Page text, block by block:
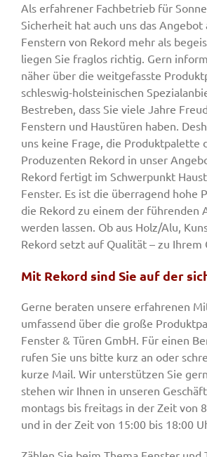
Als erfahrener Fachbetrieb für
Sicherheit hat auch uns das Angebot
Fenstern von Rekord mehr als
liegen Sie fraglos richtig. Gern
näher über die weitgefasste
schleswig-holsteinischen
Bestreben, dass Sie viele Jahre
Fenstern und Haustüren haben.
uns keine Frage, die Produktpalette
Produzenten Rekord in unser
Rekord fertigt im Schwerpunkt
Fenster. Es ist die überragend hohe
die Rekord zu einem der führenden
werden lassen. Ob aus Holz/Alu,
Rekord setzt auf Qualität – zu Ihrem
Mit Rekord sind Sie auf der
Gerne beraten unsere erfahrenen
umfassend über die große
Fenster & Türen GmbH. Für einen
rufen Sie uns bitte kurz an oder
kurze Mail. Wir unterstützen Sie
stehen wir Ihnen in unseren
montags bis freitags in der Zeit von
und in der Zeit von 15:00 bis 18:00